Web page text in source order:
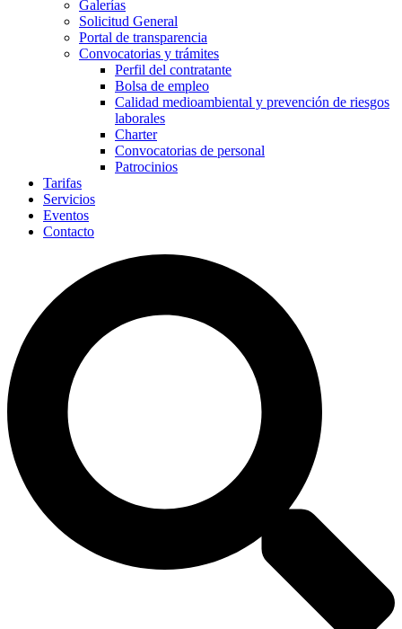
Galerías
Solicitud General
Portal de transparencia
Convocatorias y trámites
Perfil del contratante
Bolsa de empleo
Calidad medioambiental y prevención de riesgos
laborales
Charter
Convocatorias de personal
Patrocinios
Tarifas
Servicios
Eventos
Contacto